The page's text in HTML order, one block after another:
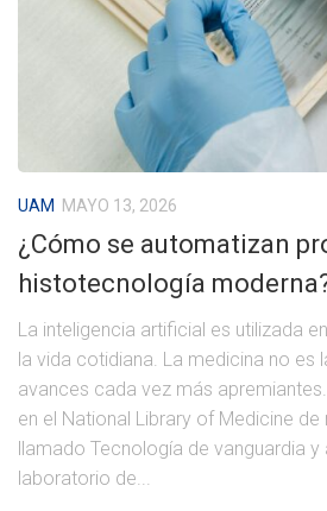
UAM MAYO 13, 2026
¿Cómo se automatizan
histotecnología
La inteligencia artificial es utilizada
la vida cotidiana. La medicina no es
avances cada vez más
en el National Library of Medicine
llamado Tecnología de vanguardia
laboratorio de...